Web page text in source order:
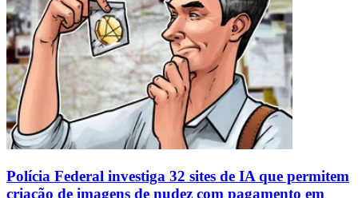
Polícia Federal investiga 32 sites de IA que permitem
criação de imagens de nudez com pagamento em